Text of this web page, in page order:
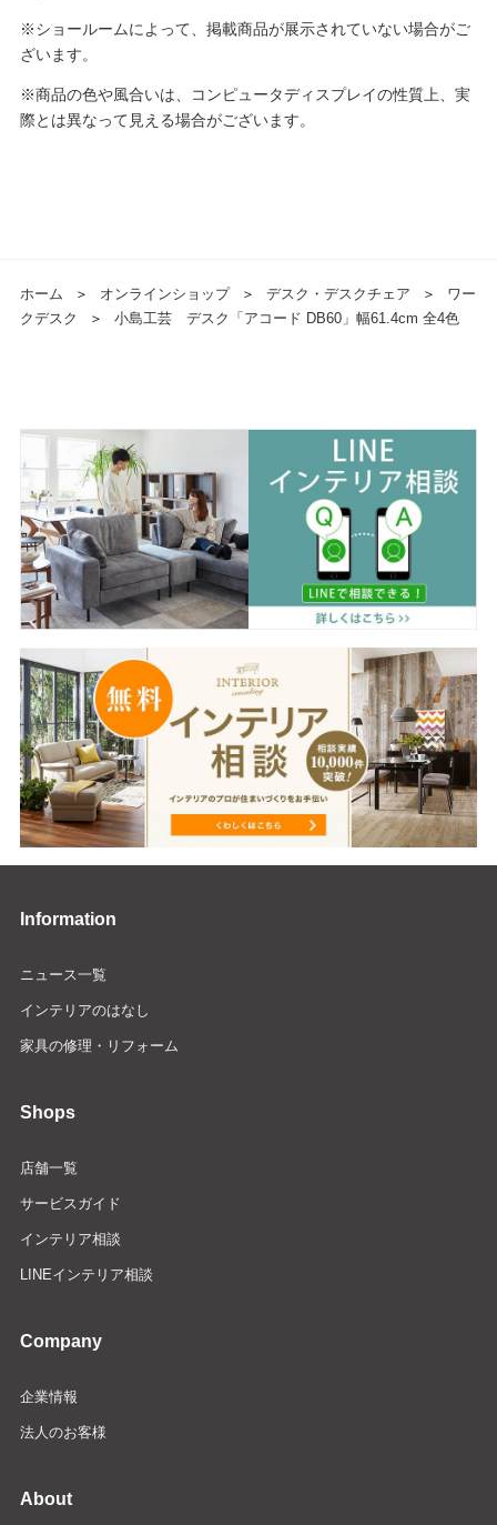
※ショールームによって、掲載商品が展示されていない場合がご
ざいます。
※商品の色や風合いは、コンピュータディスプレイの性質上、実
際とは異なって見える場合がございます。
ホーム ＞ オンラインショップ ＞ デスク・デスクチェア ＞
ワー
クデスク
＞ 小島工芸 デスク「アコード DB60」幅61.4cm 全4色
Information
ニュース一覧
インテリアのはなし
家具の修理・リフォーム
Shops
店舗一覧
サービスガイド
インテリア相談
LINEインテリア相談
Company
企業情報
法人のお客様
About